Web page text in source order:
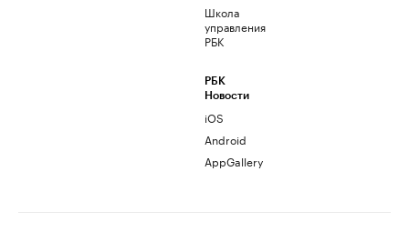
Школа
управления
РБК
РБК
Новости
iOS
Android
AppGallery